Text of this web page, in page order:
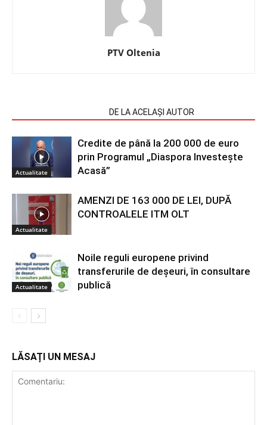
PTV Oltenia
DE LA ACELAȘI AUTOR
Actualitate
Credite de până la 200 000 de euro
prin Programul „Diaspora Investește
Acasă”
Actualitate
AMENZI DE 163 000 DE LEI, DUPĂ
CONTROALELE ITM OLT
Actualitate
Noile reguli europene privind
transferurile de deșeuri, în consultare
publică
LĂSAȚI UN MESAJ